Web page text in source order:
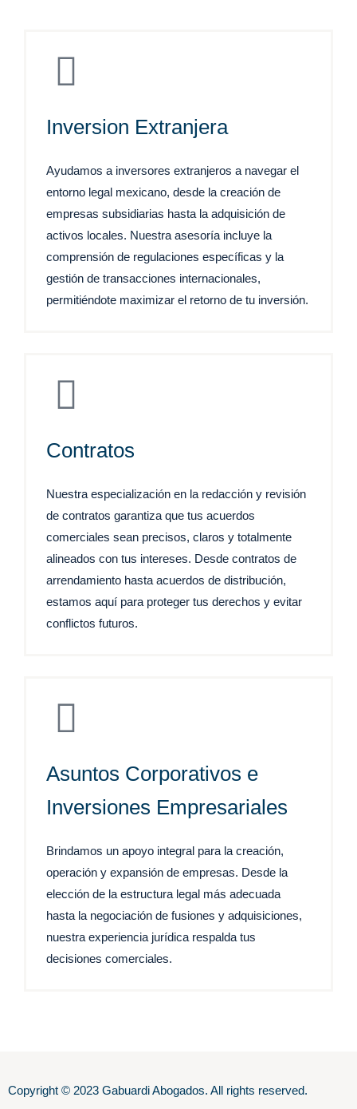
Inversion Extranjera
Ayudamos a inversores extranjeros a navegar el
entorno legal mexicano, desde la creación de
empresas subsidiarias hasta la adquisición de
activos locales. Nuestra asesoría incluye la
comprensión de regulaciones específicas y la
gestión de transacciones internacionales,
permitiéndote maximizar el retorno de tu inversión.
Contratos
Nuestra especialización en la redacción y revisión
de contratos garantiza que tus acuerdos
comerciales sean precisos, claros y totalmente
alineados con tus intereses. Desde contratos de
arrendamiento hasta acuerdos de distribución,
estamos aquí para proteger tus derechos y evitar
conflictos futuros.
Asuntos Corporativos e
Inversiones Empresariales
Brindamos un apoyo integral para la creación,
operación y expansión de empresas. Desde la
elección de la estructura legal más adecuada
hasta la negociación de fusiones y adquisiciones,
nuestra experiencia jurídica respalda tus
decisiones comerciales.
Copyright © 2023 Gabuardi Abogados. All rights reserved.